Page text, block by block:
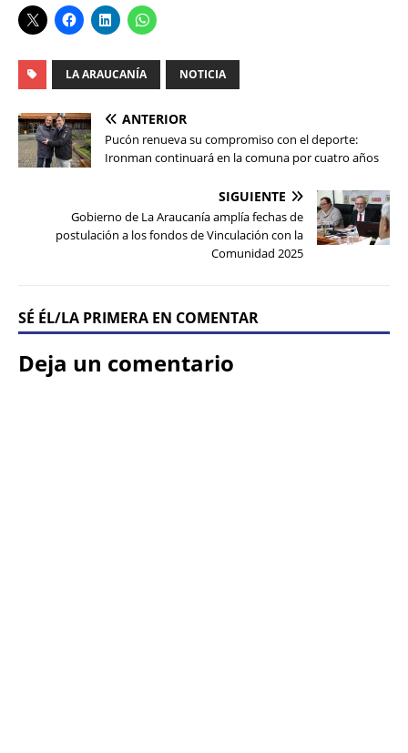
LA ARAUCANÍA NOTICIA
ANTERIOR
Pucón renueva su compromiso con el deporte:
Ironman continuará en la comuna por cuatro años
SIGUIENTE
Gobierno de La Araucanía amplía fechas de
postulación a los fondos de Vinculación con la
Comunidad 2025
SÉ ÉL/LA PRIMERA EN COMENTAR
Deja un comentario